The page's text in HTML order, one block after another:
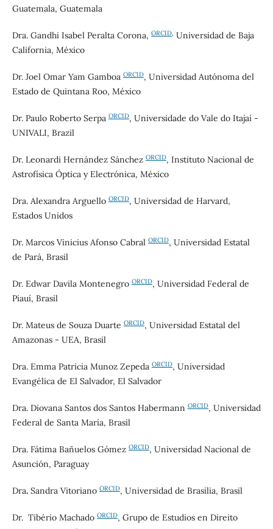
Guatemala, Guatemala
Dra. Gandhi Isabel Peralta Corona, ORCID, Universidad de Baja
California, México
Dr. Joel Omar Yam Gamboa ORCID, Universidad Autónoma del
Estado de Quintana Roo, México
Dr. Paulo Roberto Serpa ORCID, Universidade do Vale do Itajaí -
UNIVALI, Brazil
Dr. Leonardi Hernández Sánchez ORCID, Instituto Nacional de
Astrofísica Óptica y Electrónica, México
Dra. Alexandra Arguello ORCID, Universidad de Harvard,
Estados Unidos
Dr. Marcos Vinicius Afonso Cabral ORCID, Universidad Estatal
de Pará, Brasil
Dr. Edwar Davila Montenegro ORCID, Universidad Federal de
Piauí, Brasil
Dr. Mateus de Souza Duarte ORCID, Universidad Estatal del
Amazonas - UEA, Brasil
Dra. Emma Patricia Munoz Zepeda ORCID, Universidad
Evangélica de El Salvador, El Salvador
Dra. Diovana Santos dos Santos Habermann ORCID, Universidad
Federal de Santa María, Brasil
Dra. Fátima Bañuelos Gómez ORCID, Universidad Nacional de
Asunción, Paraguay
Dra. Sandra Vitoriano ORCID, Universidad de Brasilia, Brasil
Dr. Tibério Machado ORCID, Grupo de Estudios en Direito